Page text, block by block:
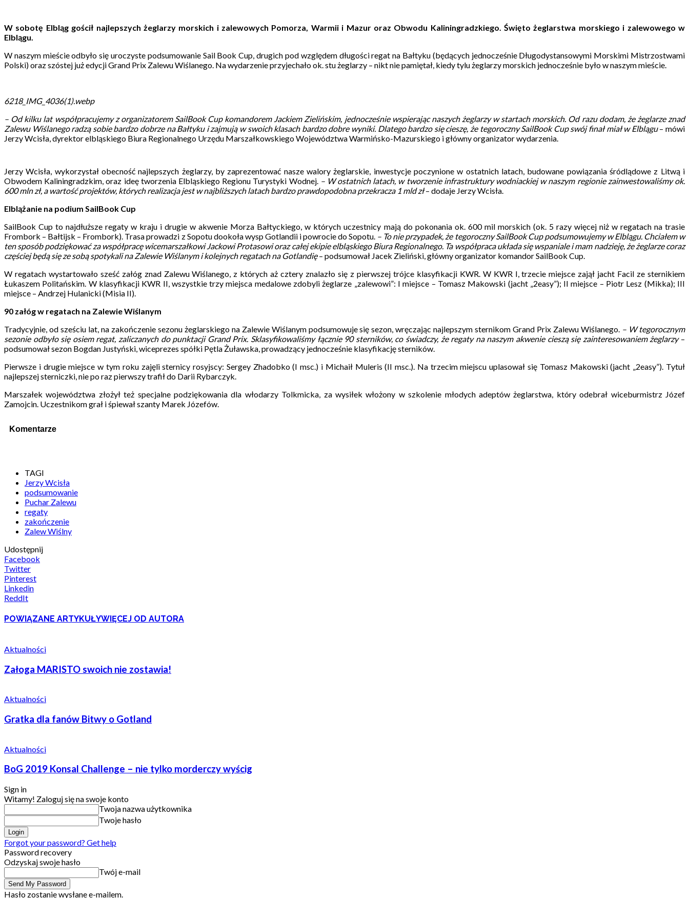
W sobotę Elbląg gościł najlepszych żeglarzy morskich i zalewowych Pomorza, Warmii i Mazur oraz Obwodu Kaliningradzkiego. Święto żeglarstwa morskiego i zalewowego w
Elblągu.
W naszym mieście odbyło się uroczyste podsumowanie Sail Book Cup, drugich pod względem długości regat na Bałtyku (będących jednocześnie Długodystansowymi Morskimi Mistrzostwami
Polski) oraz szóstej już edycji Grand Prix Zalewu Wiślanego. Na wydarzenie przyjechało ok. stu żeglarzy – nikt nie pamiętał, kiedy tylu żeglarzy morskich jednocześnie było w naszym mieście.
6218_IMG_4036(1).webp
– Od kilku lat współpracujemy z organizatorem SailBook Cup komandorem Jackiem Zielińskim, jednocześnie wspierając naszych żeglarzy w startach morskich. Od razu dodam, że żeglarze znad
Zalewu Wiślanego radzą sobie bardzo dobrze na Bałtyku i zajmują w swoich klasach bardzo dobre wyniki. Dlatego bardzo się cieszę, że tegoroczny SailBook Cup swój finał miał w Elblągu– mówi
Jerzy Wcisła, dyrektor elbląskiego Biura Regionalnego Urzędu Marszałkowskiego Województwa Warmińsko-Mazurskiego i główny organizator wydarzenia.
Jerzy Wcisła, wykorzystał obecność najlepszych żeglarzy, by zaprezentować nasze walory żeglarskie, inwestycje poczynione w ostatnich latach, budowane powiązania śródlądowe z Litwą i
Obwodem Kaliningradzkim, oraz ideę tworzenia Elbląskiego Regionu Turystyki Wodnej. – W ostatnich latach, w tworzenie infrastruktury wodniackiej w naszym regionie zainwestowaliśmy ok.
600 mln zł, a wartość projektów, których realizacja jest w najbliższych latach bardzo prawdopodobna przekracza 1 mld zł– dodaje Jerzy Wcisła.
Elblążanie na podium SailBook Cup
SailBook Cup to najdłuższe regaty w kraju i drugie w akwenie Morza Bałtyckiego, w których uczestnicy mają do pokonania ok. 600 mil morskich (ok. 5 razy więcej niż w regatach na trasie
Frombork – Bałtijsk – Frombork). Trasa prowadzi z Sopotu dookoła wysp Gotlandii i powrocie do Sopotu. – To nie przypadek, że tegoroczny SailBook Cup podsumowujemy w Elblągu. Chciałem w
ten sposób podziękować za współpracę wicemarszałkowi Jackowi Protasowi oraz całej ekipie elbląskiego Biura Regionalnego. Ta współpraca układa się wspaniale i mam nadzieję, że żeglarze coraz
częściej będą się ze sobą spotykali na Zalewie Wiślanym i kolejnych regatach na Gotlandię– podsumował Jacek Zieliński, główny organizator komandor SailBook Cup.
W regatach wystartowało sześć załóg znad Zalewu Wiślanego, z których aż cztery znalazło się z pierwszej trójce klasyfikacji KWR. W KWR I, trzecie miejsce zajął jacht Facil ze sternikiem
Łukaszem Politańskim. W klasyfikacji KWR II, wszystkie trzy miejsca medalowe zdobyli żeglarze „zalewowi”: I miejsce – Tomasz Makowski (jacht „2easy”); II miejsce – Piotr Lesz (Mikka); III
miejsce – Andrzej Hulanicki (Misia II).
90 załóg w regatach na Zalewie Wiślanym
Tradycyjnie, od sześciu lat, na zakończenie sezonu żeglarskiego na Zalewie Wiślanym podsumowuje się sezon, wręczając najlepszym sternikom Grand Prix Zalewu Wiślanego. – W tegorocznym
sezonie odbyło się osiem regat, zaliczanych do punktacji Grand Prix. Sklasyfikowaliśmy łącznie 90 sterników, co świadczy, że regaty na naszym akwenie cieszą się zainteresowaniem żeglarzy–
podsumował sezon Bogdan Justyński, wiceprezes spółki Pętla Żuławska, prowadzący jednocześnie klasyfikację sterników.
Pierwsze i drugie miejsce w tym roku zajęli sternicy rosyjscy: Sergey Zhadobko (I msc.) i Michaił Muleris (II msc.). Na trzecim miejscu uplasował się Tomasz Makowski (jacht „2easy”). Tytuł
najlepszej sterniczki, nie po raz pierwszy trafił do Darii Rybarczyk.
Marszałek województwa złożył też specjalne podziękowania dla włodarzy Tolkmicka, za wysiłek włożony w szkolenie młodych adeptów żeglarstwa, który odebrał wiceburmistrz Józef
Zamojcin. Uczestnikom grał i śpiewał szanty Marek Józefów.
Komentarze
TAGI
Jerzy Wcisła
podsumowanie
Puchar Zalewu
regaty
zakończenie
Zalew Wiślny
Udostępnij
Facebook
Twitter
Pinterest
Linkedin
ReddIt
POWIĄZANE ARTYKUŁYWIĘCEJ OD AUTORA
Aktualności
Załoga MARISTO swoich nie zostawia!
Aktualności
Gratka dla fanów Bitwy o Gotland
Aktualności
BoG 2019 Konsal Challenge – nie tylko morderczy wyścig
Sign in
Witamy! Zaloguj się na swoje konto
Twoja nazwa użytkownika
Twoje hasło
Forgot your password? Get help
Password recovery
Odzyskaj swoje hasło
Twój e-mail
Hasło zostanie wysłane e-mailem.